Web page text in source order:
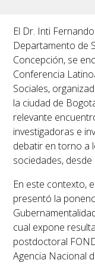
El Dr. Inti
Departamento de
Concepción, se
Conferencia
Sociales,
la ciudad de
relevante
investigadoras e
debatir en torno a
sociedades,
En este contexto,
presentó la
cual expone
postdoctoral
Agencia Nacional